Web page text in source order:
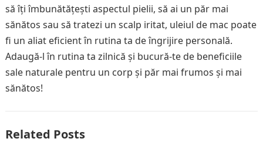
să îți îmbunătățești aspectul pielii, să ai un păr mai
sănătos sau să tratezi un scalp iritat, uleiul de mac poate
fi un aliat eficient în rutina ta de îngrijire personală.
Adaugă-l în rutina ta zilnică și bucură-te de beneficiile
sale naturale pentru un corp și păr mai frumos și mai
sănătos!
Related Posts